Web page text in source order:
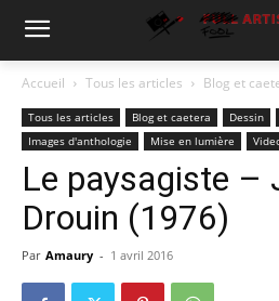
Accueil Tous les articles Blog et
Tous les articles Blog et caetera Dessin
Images d'anthologie
Mise en lumière
Le paysagiste –
Drouin (1976)
Par Amaury - 1 avril 2016